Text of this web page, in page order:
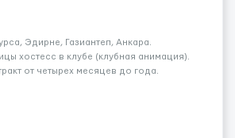
Эдирне, Газиантеп, Анкара.
хостесc в клубе (клубная анимация).
от четырех месяцев до года.
зарплата + %. Легально. Безопасно.